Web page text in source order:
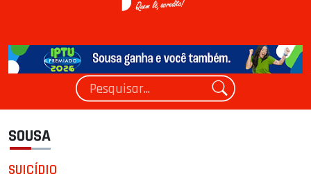
SOUSA
SUICÍDIO